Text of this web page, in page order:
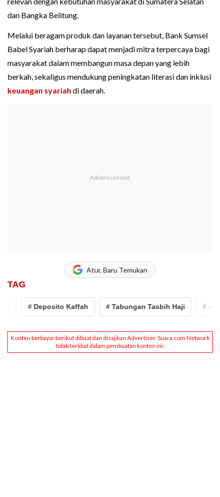
dan Bangka Belitung.
Melalui beragam produk dan layanan tersebut, Bank Sumsel
Babel Syariah berharap dapat menjadi mitra terpercaya bagi
masyarakat dalam membangun masa depan yang lebih
berkah, sekaligus mendukung peningkatan literasi dan inklusi
keuangan syariah di daerah.
Atur, Baru Temukan
TAG
# Deposito Kaffah # Tabungan Tasbih Haji #